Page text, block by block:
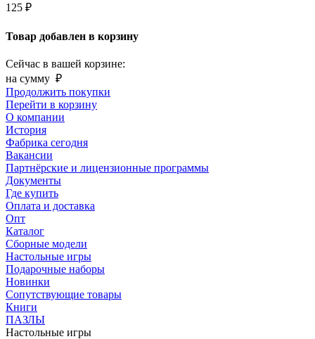
125 ₽
Товар добавлен в корзину
Сейчас в вашей корзине:
на сумму ₽
Продолжить покупки
Перейти в корзину
О компании
История
Фабрика сегодня
Вакансии
Партнёрские и лицензионные программы
Документы
Где купить
Оплата и доставка
Опт
Каталог
Сборные модели
Настольные игры
Подарочные наборы
Новинки
Сопутствующие товары
Книги
ПАЗЛЫ
Настольные игры